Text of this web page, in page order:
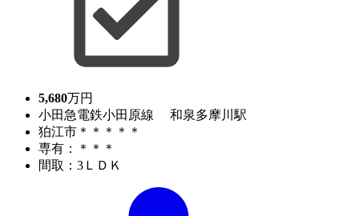
5,680万円
小田急電鉄小田原線 和泉多摩川駅
狛江市＊＊＊＊＊
専有：＊＊＊
間取：3ＬＤＫ